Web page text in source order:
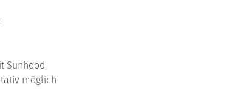
Sunhood
möglich